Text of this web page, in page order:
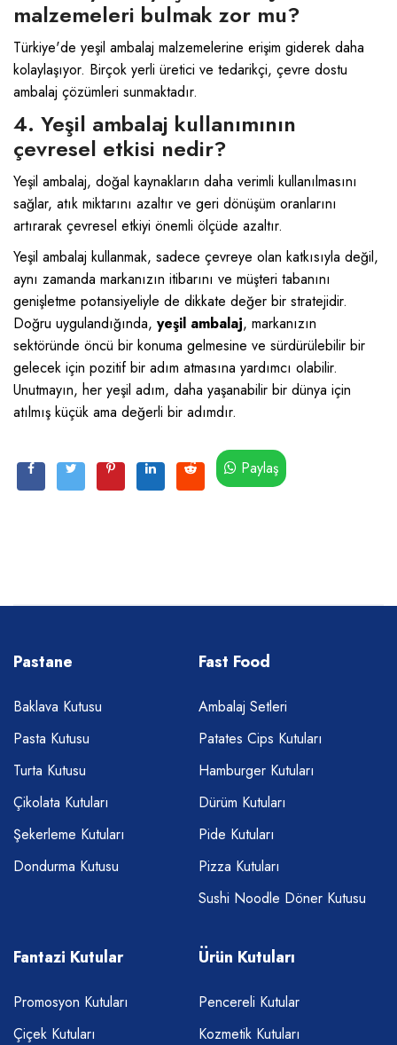
malzemeleri bulmak zor mu?
Türkiye'de yeşil ambalaj malzemelerine erişim giderek daha
kolaylaşıyor. Birçok yerli üretici ve tedarikçi, çevre dostu
ambalaj çözümleri sunmaktadır.
4. Yeşil ambalaj kullanımının
çevresel etkisi nedir?
Yeşil ambalaj, doğal kaynakların daha verimli kullanılmasını
sağlar, atık miktarını azaltır ve geri dönüşüm oranlarını
artırarak çevresel etkiyi önemli ölçüde azaltır.
Yeşil ambalaj kullanmak, sadece çevreye olan katkısıyla değil,
aynı zamanda markanızın itibarını ve müşteri tabanını
genişletme potansiyeliyle de dikkate değer bir stratejidir.
Doğru uygulandığında, yeşil ambalaj, markanızın
sektöründe öncü bir konuma gelmesine ve sürdürülebilir bir
gelecek için pozitif bir adım atmasına yardımcı olabilir.
Unutmayın, her yeşil adım, daha yaşanabilir bir dünya için
atılmış küçük ama değerli bir adımdır.
Paylaş
Pastane
Baklava Kutusu
Pasta Kutusu
Turta Kutusu
Çikolata Kutuları
Şekerleme Kutuları
Dondurma Kutusu
Fast Food
Ambalaj Setleri
Patates Cips Kutuları
Hamburger Kutuları
Dürüm Kutuları
Pide Kutuları
Pizza Kutuları
Sushi Noodle Döner Kutusu
Fantazi Kutular
Promosyon Kutuları
Çiçek Kutuları
Ürün Kutuları
Pencereli Kutular
Kozmetik Kutuları